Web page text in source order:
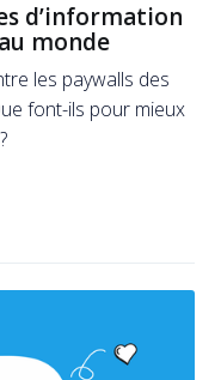
d’information
monde
les paywalls des
font-ils pour mieux